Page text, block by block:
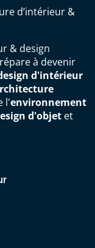
d’intérieur &
& design
à devenir
d'intérieur
l'environnement
d'objet et